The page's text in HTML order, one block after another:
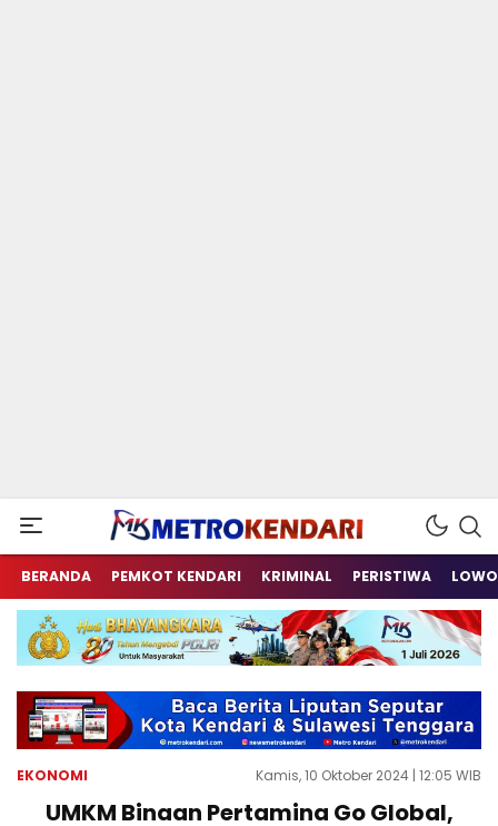
metrokendari
Berita Terkini Sulawesi Tenggara
BERANDA PEMKOT KENDARI KRIMINAL PERISTIWA
EKONOMI Kamis, 10 Oktober 2024 | 12:05 WIB
UMKM Binaan Pertamina Go Global,